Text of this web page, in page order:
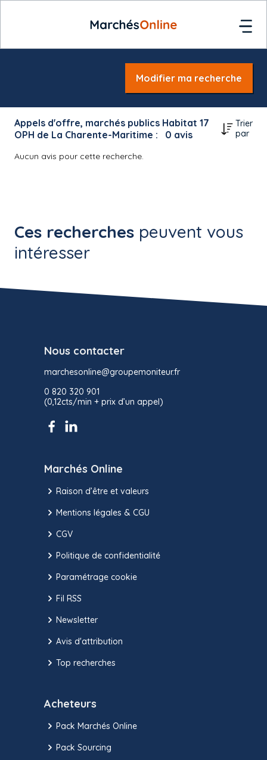
Modifier ma recherche
Appels d'offre, marchés publics Habitat 17
OPH de La Charente-Maritime :
0 avis
Trier
par
Aucun avis pour cette recherche.
Ces recherches peuvent vous
intéresser
Nous contacter
marchesonline@groupemoniteur.fr
0 820 320 901
(0,12cts/min + prix d’un appel)
Marchés Online
Raison d’être et valeurs
Mentions légales & CGU
CGV
Politique de confidentialité
Paramétrage cookie
Fil RSS
Newsletter
Avis d'attribution
Top recherches
Acheteurs
Pack Marchés Online
Pack Sourcing